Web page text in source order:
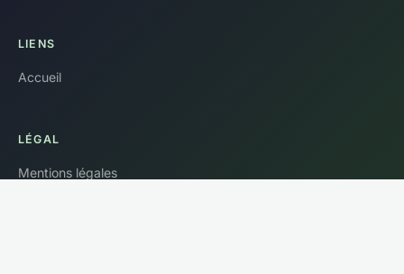
LIENS
Accueil
LÉGAL
Mentions légales